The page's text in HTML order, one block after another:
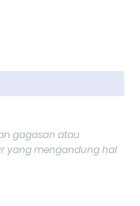
gagasan atau
yang mengandung hal